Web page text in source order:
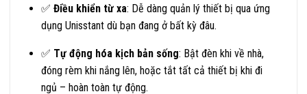
✅ Điều khiển từ xa: Dễ dàng quản lý thiết bị qua ứng
dụng Unisstant dù bạn đang ở bất kỳ đâu.
✅ Tự động hóa kịch bản sống: Bật đèn khi về nhà,
đóng rèm khi nắng lên, hoặc tắt tất cả thiết bị khi đi
ngủ – hoàn toàn tự động.